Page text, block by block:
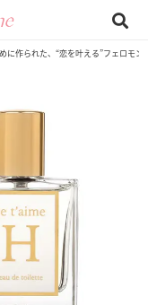
に作られた、“恋を叶える”フェロモ